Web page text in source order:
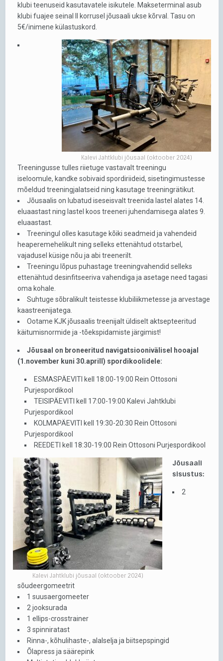
klubi teenuseid kasutavatele isikutele. Makseterminal asub
klubi fuajee seinal II korrusel jõusaali ukse kõrval. Tasu on
5€/inimene külastuskord.
Kalevi Jahtklubi jõusaal (oktoober 2024)
Treeningusse tulles riietuge vastavalt treeningu
iseloomule, kandke sobivaid spordiriideid, sisetingimustesse
mõeldud treeningjalatseid ning kasutage treeningrätikut.
Jõusaalis on lubatud iseseisvalt treenida lastel alates 14.
eluaastast ning lastel koos treeneri juhendamisega alates 9.
eluaastast.
Treeningul olles kasutage kõiki seadmeid ja vahendeid
heaperemehelikult ning selleks ettenähtud otstarbel,
vajadusel küsige nõu ja abi treenerilt.
Treeningu lõpus puhastage treeningvahendid selleks
ettenähtud desinfitseeriva vahendiga ja asetage need tagasi
oma kohale.
Suhtuge sõbralikult teistesse klubiliikmetesse ja arvestage
kaastreenijatega.
Ootame KJK jõusaalis treenijalt üldiselt aktsepteeritud
käitumisnormide ja -tõekspidamiste järgimist!
Jõusaal on broneeritud navigatsioonivälisel hooajal
(1.november kuni 30.aprill) spordikoolidele:
ESMASPÄEVITI kell 18:00-19:00 Rein Ottosoni
Purjespordikool
TEISIPÄEVITI kell 17:00-19:00 Kalevi Jahtklubi
Purjespordikool
KOLMAPÄEVITI kell 19:30-20:30 Rein Ottosoni
Purjespordikool
REEDETI kell 18:30-19:00 Rein Ottosoni Purjespordikool
Kalevi Jahtklubi jõusaal (oktoober 2024)
Jõusaali
sisustus:
2
sõudeergomeetrit
1 suusaergomeeter
2 jooksurada
1 ellips-crosstrainer
3 spinniratast
Rinna-, kõhulihaste-, alalselja ja biitsepspingid
Õlapress ja säärepink